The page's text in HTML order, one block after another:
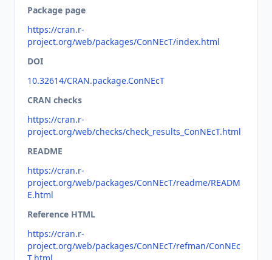
Package page
https://cran.r-
project.org/web/packages/ConNEcT/index.html
DOI
10.32614/CRAN.package.ConNEcT
CRAN checks
https://cran.r-
project.org/web/checks/check_results_ConNEcT.html
README
https://cran.r-
project.org/web/packages/ConNEcT/readme/READM
E.html
Reference HTML
https://cran.r-
project.org/web/packages/ConNEcT/refman/ConNEc